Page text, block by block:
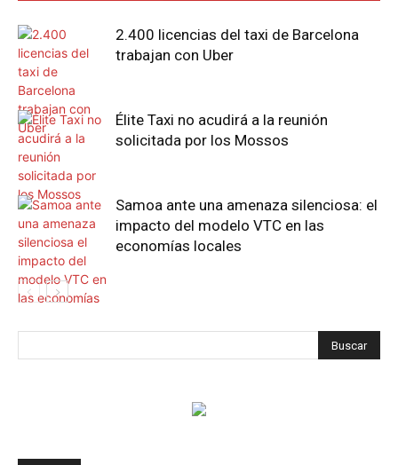
2.400 licencias del taxi de Barcelona
trabajan con Uber
Élite Taxi no acudirá a la reunión
solicitada por los Mossos
Samoa ante una amenaza silenciosa: el
impacto del modelo VTC en las
economías locales